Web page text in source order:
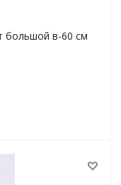
большой в-60 см